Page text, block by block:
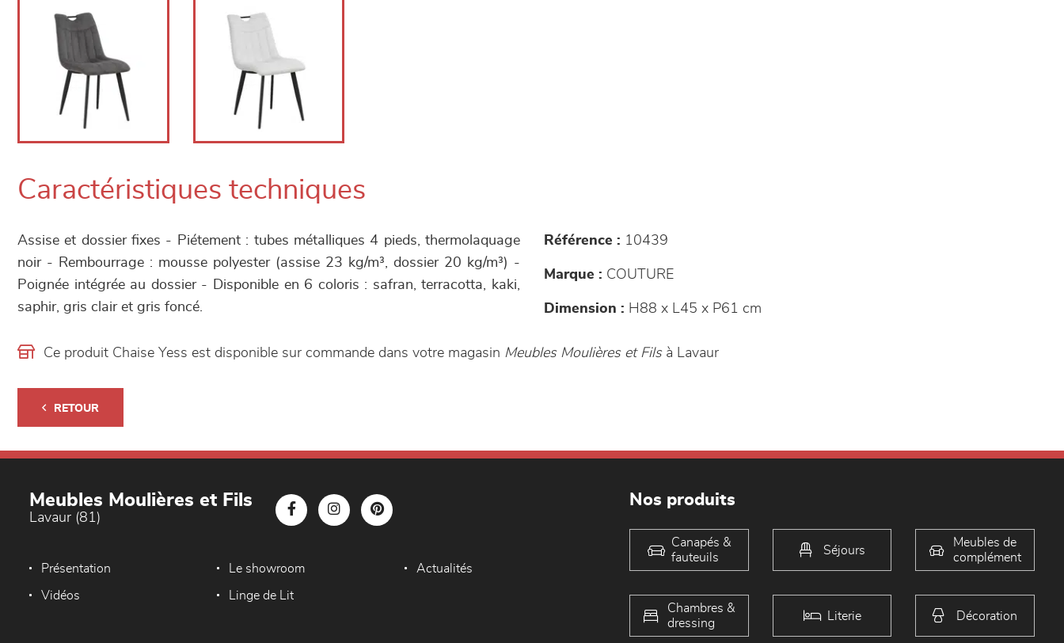
Caractéristiques techniques
Assise et dossier fixes - Piétement : tubes métalliques 4 pieds, thermolaquage
noir - Rembourrage : mousse polyester (assise 23 kg/m³, dossier 20 kg/m³) -
Poignée intégrée au dossier - Disponible en 6 coloris : safran, terracotta, kaki,
saphir, gris clair et gris foncé.
Référence : 10439
Marque : COUTURE
Dimension : H88 x L45 x P61 cm
Ce produit Chaise Yess est disponible sur commande dans votre magasin Meubles Moulières et Filsà Lavaur
RETOUR
Meubles Moulières et Fils
Lavaur (81)
Présentation Le showroom Actualités
Vidéos Linge de Lit
Nos produits
Canapés &
fauteuils
Séjours
Meubles de
complément
Chambres &
dressing
Literie Décoration